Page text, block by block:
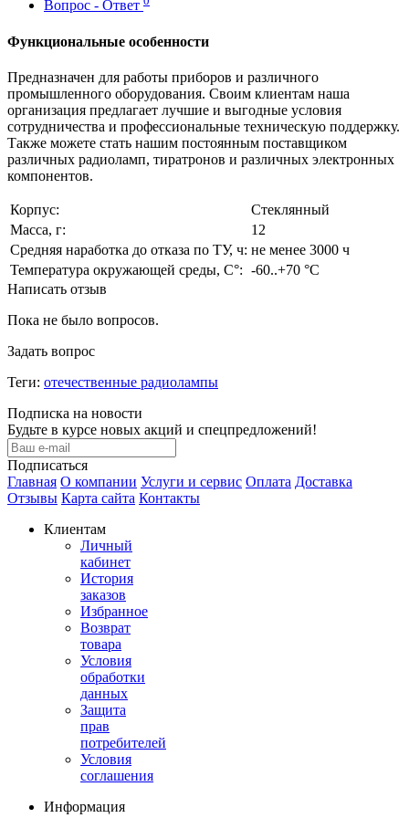
Вопрос - Ответ
Функциональные особенности
Предназначен для работы приборов и различного
промышленного оборудования. Своим клиентам наша
организация предлагает лучшие и выгодные условия
сотрудничества и профессиональные техническую поддержку.
Также можете стать нашим постоянным поставщиком
различных радиоламп, тиратронов и различных электронных
компонентов.
Корпус:
Стеклянный
Масса, г:
12
Средняя наработка до отказа по ТУ, ч: не менее 3000 ч
Температура окружающей среды, С°: -60..+70 °С
Написать отзыв
Пока не было вопросов.
Задать вопрос
Теги: отечественные радиолампы
Подписка на новости
Будьте в курсе новых акций и спецпредложений!
Подписаться
Главная О компании Услуги и сервис Оплата Доставка
Отзывы Карта сайта Контакты
Клиентам
Личный
кабинет
История
заказов
Избранное
Возврат
товара
Условия
обработки
данных
Защита
прав
потребителей
Условия
соглашения
Информация